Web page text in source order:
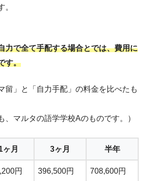
。
力で全て手配する場合とでは、費用に
す。
留」と「自力手配」の料金を比べたも
、マルタの語学学校Aのものです。）
ヶ月 3ヶ月 半年
円 396,500円 708,600円